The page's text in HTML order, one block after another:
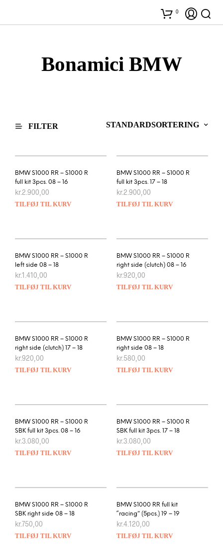
0
Bonamici BMW
FILTER
BMW S1000 RR – S1000 R
full kit 3pcs. 08 – 16
kr.2.900,00
TILFØJ TIL KURV
BMW S1000 RR – S1000 R
full kit 3pcs. 17 – 18
kr.2.900,00
TILFØJ TIL KURV
BMW S1000 RR – S1000 R
left side 08 – 18
kr.1.410,00
TILFØJ TIL KURV
BMW S1000 RR – S1000 R
right side (clutch) 08 – 16
kr.920,00
TILFØJ TIL KURV
BMW S1000 RR – S1000 R
right side (clutch) 17 – 18
kr.920,00
TILFØJ TIL KURV
BMW S1000 RR – S1000 R
right side 08 – 18
kr.580,00
TILFØJ TIL KURV
BMW S1000 RR – S1000 R
SBK full kit 3pcs. 08 – 16
kr.3.080,00
TILFØJ TIL KURV
BMW S1000 RR – S1000 R
SBK full kit 3pcs. 17 – 18
kr.3.080,00
TILFØJ TIL KURV
BMW S1000 RR – S1000 R
SBK right side 08 – 18
kr.750,00
TILFØJ TIL KURV
BMW S1000 RR full kit
“racing” (5pcs.) 19 – 19
kr.4.120,00
TILFØJ TIL KURV